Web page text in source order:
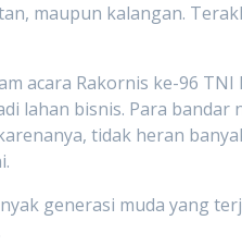
maupun kalangan.
acara Rakornis ke-96
lahan bisnis. Para
tidak heran
generasi muda yang